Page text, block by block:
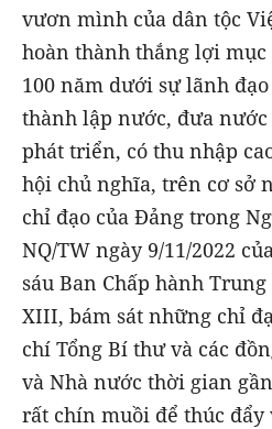
vươn mình của dân tộc
hoàn thành thắng lợi
100 năm dưới sự lãnh
thành lập nước, đưa
phát triển, có thu nhập
hội chủ nghĩa, trên cơ sở
chỉ đạo của Đảng trong
NQ/TW ngày 9/11/2022
sáu Ban Chấp hành
XIII, bám sát những chỉ
chí Tổng Bí thư và các
và Nhà nước thời gian
rất chín muồi để thúc